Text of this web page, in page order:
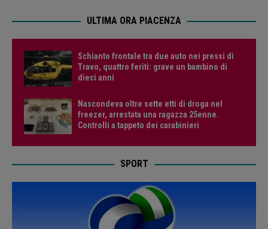
ULTIMA ORA PIACENZA
Schianto frontale tra due auto nei pressi di
Travo, quattro feriti: grave un bambino di
dieci anni
Nascondeva oltre sette etti di droga nel
freezer, arrestata una ragazza 25enne.
Controlli a tappeto dei carabinieri
SPORT